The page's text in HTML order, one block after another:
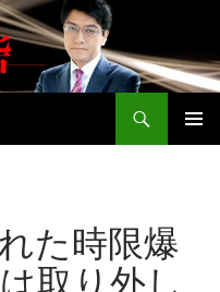
た時限爆
取り外し